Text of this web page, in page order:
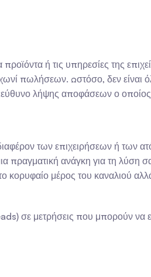
ή τις υπηρεσίες της
πωλήσεων. Ωστόσο, δεν είναι
λήψης αποφάσεων ο οποίος
των επιχειρήσεων ή των
πραγματική ανάγκη για τη λύση
μέρος του καναλιού
σε μετρήσεις που μπορούν